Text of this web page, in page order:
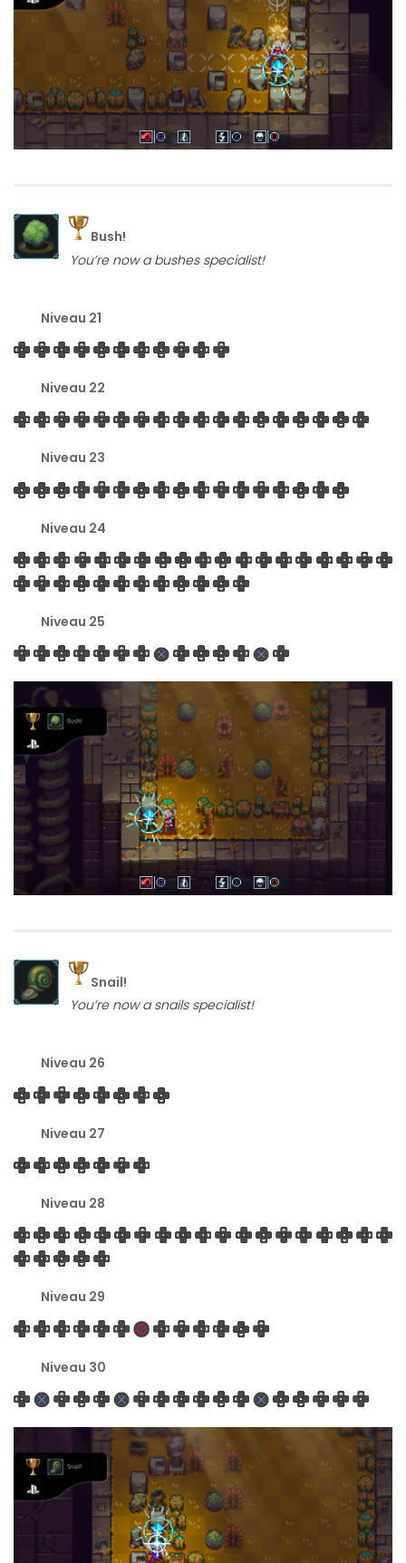
Bush!
You’re now a bushes specialist!
Niveau 21
Niveau 22
Niveau 23
Niveau 24
Niveau 25
Snail!
You’re now a snails specialist!
Niveau 26
Niveau 27
Niveau 28
Niveau 29
Niveau 30